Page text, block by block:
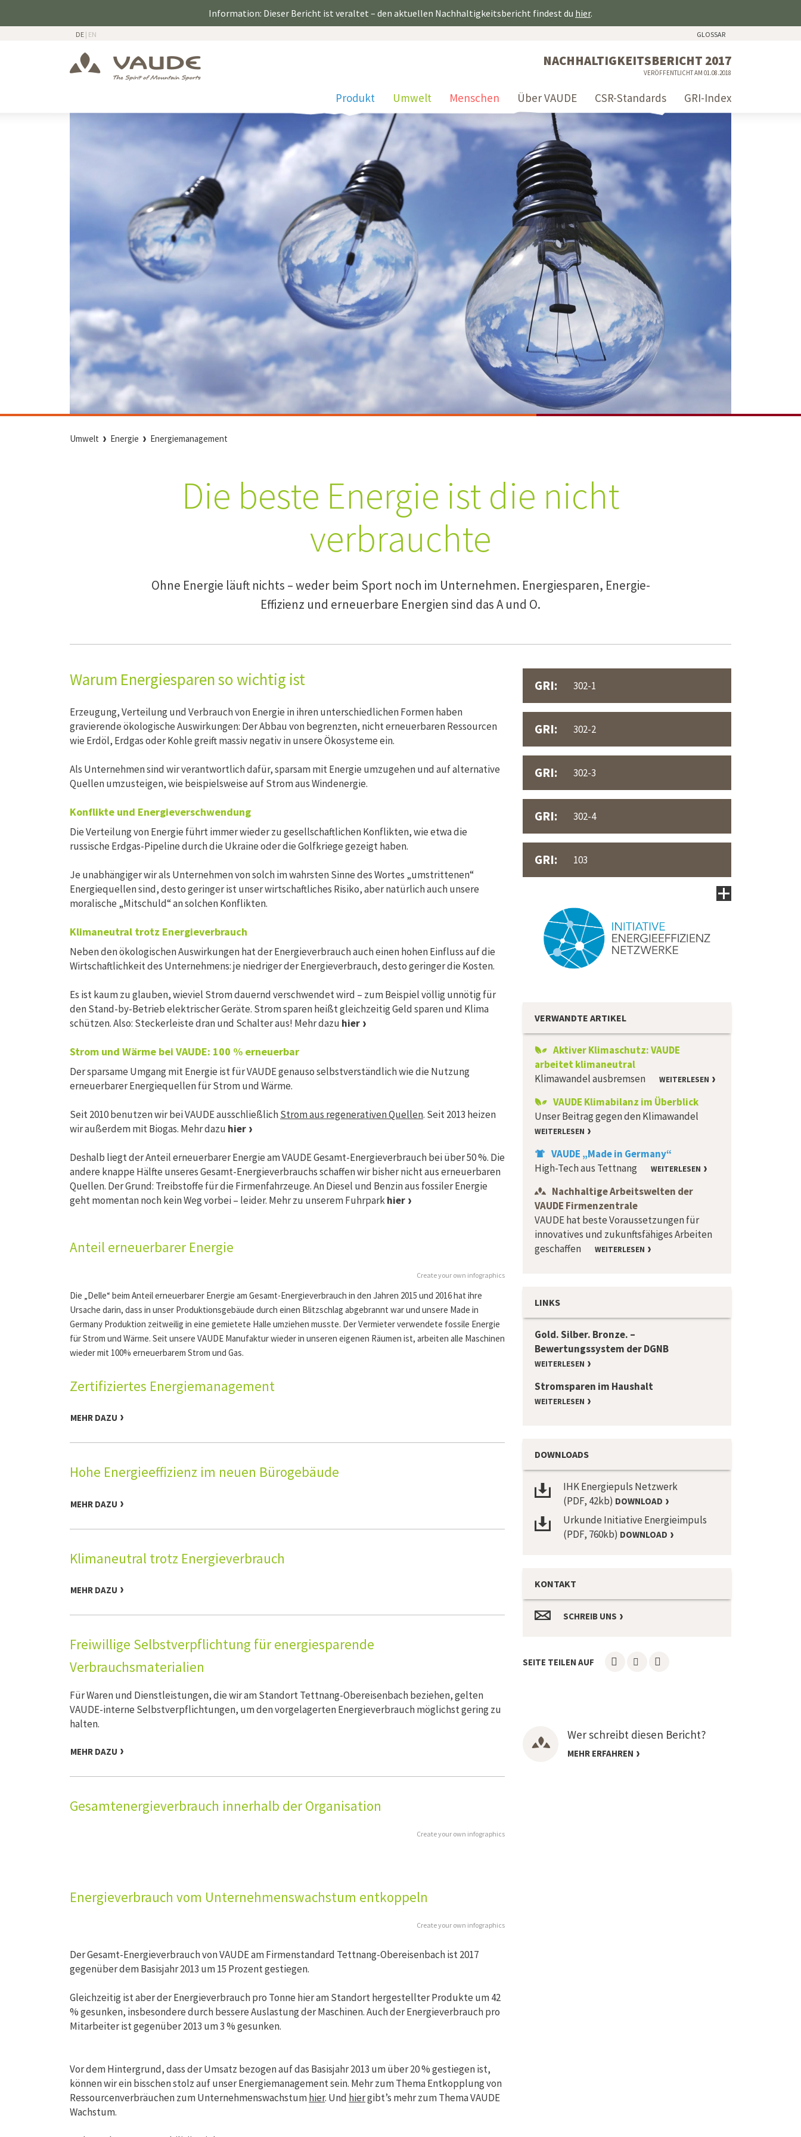
Information: Dieser Bericht ist veraltet – den aktuellen Nachhaltigkeitsbericht findest du hier.
DE | EN GLOSSAR
NACHHALTIGKEITSBERICHT 2017
VERÖFFENTLICHT AM 01.08.2018
Produkt Umwelt Menschen Über VAUDE CSR-Standards GRI-Index
Umwelt Energie Energiemanagement
Die beste Energie ist die nicht
verbrauchte
Ohne Energie läuft nichts – weder beim Sport noch im Unternehmen. Energiesparen, Energie-
Effizienz und erneuerbare Energien sind das A und O.
Warum Energiesparen so wichtig ist
Erzeugung, Verteilung und Verbrauch von Energie in ihren unterschiedlichen Formen haben
gravierende ökologische Auswirkungen: Der Abbau von begrenzten, nicht erneuerbaren Ressourcen
wie Erdöl, Erdgas oder Kohle greift massiv negativ in unsere Ökosysteme ein.
Als Unternehmen sind wir verantwortlich dafür, sparsam mit Energie umzugehen und auf alternative
Quellen umzusteigen, wie beispielsweise auf Strom aus Windenergie.
Konflikte und Energieverschwendung
Die Verteilung von Energie führt immer wieder zu gesellschaftlichen Konflikten, wie etwa die
russische Erdgas-Pipeline durch die Ukraine oder die Golfkriege gezeigt haben.
Je unabhängiger wir als Unternehmen von solch im wahrsten Sinne des Wortes „umstrittenen“
Energiequellen sind, desto geringer ist unser wirtschaftliches Risiko, aber natürlich auch unsere
moralische „Mitschuld“ an solchen Konflikten.
Klimaneutral trotz Energieverbrauch
Neben den ökologischen Auswirkungen hat der Energieverbrauch auch einen hohen Einfluss auf die
Wirtschaftlichkeit des Unternehmens: je niedriger der Energieverbrauch, desto geringer die Kosten.
Es ist kaum zu glauben, wieviel Strom dauernd verschwendet wird – zum Beispiel völlig unnötig für
den Stand-by-Betrieb elektrischer Geräte. Strom sparen heißt gleichzeitig Geld sparen und Klima
schützen. Also: Steckerleiste dran und Schalter aus! Mehr dazu hier
Strom und Wärme bei VAUDE: 100 % erneuerbar
Der sparsame Umgang mit Energie ist für VAUDE genauso selbstverständlich wie die Nutzung
erneuerbarer Energiequellen für Strom und Wärme.
Seit 2010 benutzen wir bei VAUDE ausschließlichStrom aus regenerativen Quellen. Seit 2013 heizen
wir außerdem mit Biogas. Mehr dazu hier
Deshalb liegt der Anteil erneuerbarer Energie am VAUDE Gesamt-Energieverbrauch bei über 50 %. Die
andere knappe Hälfte unseres Gesamt-Energieverbrauchs schaffen wir bisher nicht aus erneuerbaren
Quellen. Der Grund: Treibstoffe für die Firmenfahrzeuge. An Diesel und Benzin aus fossiler Energie
geht momentan noch kein Weg vorbei – leider. Mehr zu unserem Fuhrparkhier
Anteil erneuerbarer Energie
Create your own infographics
Die „Delle“ beim Anteil erneuerbarer Energie am Gesamt-Energieverbrauch in den Jahren 2015 und 2016 hat ihre
Ursache darin, dass in unser Produktionsgebäude durch einen Blitzschlag abgebrannt war und unsere Made in
Germany Produktion zeitweilig in eine gemietete Halle umziehen musste. Der Vermieter verwendete fossile Energie
für Strom und Wärme. Seit unsere VAUDE Manufaktur wieder in unseren eigenen Räumen ist, arbeiten alle Maschinen
wieder mit 100% erneuerbarem Strom und Gas.
Zertifiziertes Energiemanagement
MEHR DAZU
Hohe Energieeffizienz im neuen Bürogebäude
MEHR DAZU
Klimaneutral trotz Energieverbrauch
MEHR DAZU
Freiwillige Selbstverpflichtung für energiesparende
Verbrauchsmaterialien
Für Waren und Dienstleistungen, die wir am Standort Tettnang-Obereisenbach beziehen, gelten
VAUDE-interne Selbstverpflichtungen, um den vorgelagerten Energieverbrauch möglichst gering zu
halten.
MEHR DAZU
Gesamtenergieverbrauch innerhalb der Organisation
Create your own infographics
Energieverbrauch vom Unternehmenswachstum entkoppeln
Create your own infographics
Der Gesamt-Energieverbrauch von VAUDE am Firmenstandard Tettnang-Obereisenbach ist 2017
gegenüber dem Basisjahr 2013 um 15 Prozent gestiegen.
Gleichzeitig ist aber der Energieverbrauch pro Tonne hier am Standort hergestellter Produkte um 42
% gesunken, insbesondere durch bessere Auslastung der Maschinen. Auch der Energieverbrauch pro
Mitarbeiter ist gegenüber 2013 um 3 % gesunken.
Vor dem Hintergrund, dass der Umsatz bezogen auf das Basisjahr 2013 um über 20 % gestiegen ist,
können wir ein bisschen stolz auf unser Energiemanagement sein. Mehr zum Thema Entkopplung von
Ressourcenverbräuchen zum Unternehmenswachstumhier. Und hiergibt’s mehr zum Thema VAUDE
Wachstum.
GRI: 302-1
GRI: 302-2
GRI: 302-3
GRI: 302-4
GRI: 103
VERWANDTE ARTIKEL
Aktiver Klimaschutz: VAUDE
arbeitet klimaneutral
Klimawandel ausbremsen
WEITERLESEN
VAUDE Klimabilanz im Überblick
Unser Beitrag gegen den Klimawandel
WEITERLESEN
VAUDE „Made in Germany“
High-Tech aus Tettnang
WEITERLESEN
Nachhaltige Arbeitswelten der
VAUDE Firmenzentrale
VAUDE hat beste Voraussetzungen für
innovatives und zukunftsfähiges Arbeiten
geschaffen
WEITERLESEN
LINKS
Gold. Silber. Bronze. –
Bewertungssystem der DGNB
WEITERLESEN
Stromsparen im Haushalt
WEITERLESEN
DOWNLOADS
IHK Energiepuls Netzwerk
(PDF, 42kb) DOWNLOAD
Urkunde Initiative Energieimpuls
(PDF, 760kb) DOWNLOAD
KONTAKT
SCHREIB UNS
SEITE TEILEN AUF
Wer schreibt diesen Bericht?
MEHR ERFAHREN